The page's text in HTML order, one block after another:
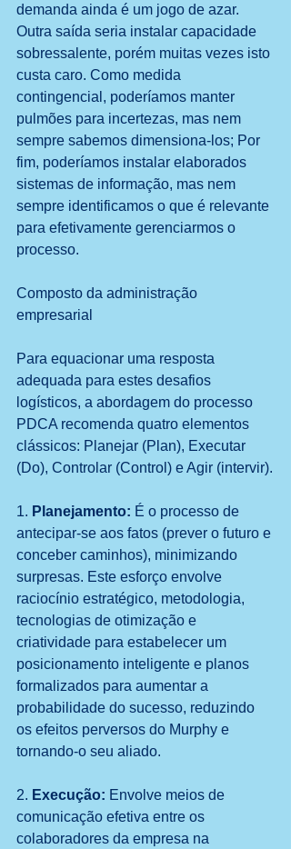
demanda ainda é um jogo de azar.
Outra saída seria instalar capacidade
sobressalente, porém muitas vezes isto
custa caro. Como medida
contingencial, poderíamos manter
pulmões para incertezas, mas nem
sempre sabemos dimensiona-los; Por
fim, poderíamos instalar elaborados
sistemas de informação, mas nem
sempre identificamos o que é relevante
para efetivamente gerenciarmos o
processo.
Composto da administração
empresarial
Para equacionar uma resposta
adequada para estes desafios
logísticos, a abordagem do processo
PDCA recomenda quatro elementos
clássicos: Planejar (Plan), Executar
(Do), Controlar (Control) e Agir (intervir).
1. Planejamento: É o processo de
antecipar-se aos fatos (prever o futuro e
conceber caminhos), minimizando
surpresas. Este esforço envolve
raciocínio estratégico, metodologia,
tecnologias de otimização e
criatividade para estabelecer um
posicionamento inteligente e planos
formalizados para aumentar a
probabilidade do sucesso, reduzindo
os efeitos perversos do Murphy e
tornando-o seu aliado.
2. Execução: Envolve meios de
comunicação efetiva entre os
colaboradores da empresa na